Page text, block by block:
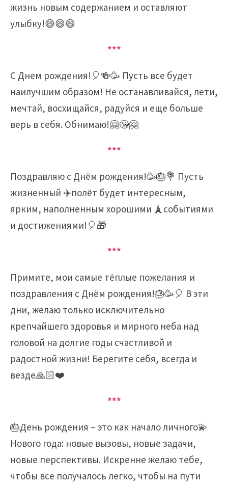
жизнь новым содержанием и оставляют
улыбку!😄😄😄
***
C Днем рождения!🎈🍻🥳 Пусть все будет
наилучшим образом! Не останавливайся, лети,
мечтай, восхищайся, радуйся и еще больше
верь в себя. Обнимаю!🤗😘🤗
***
Поздравляю с Днём рождения!🥳🎂💐 Пусть
жизненный ✈️полёт будет интересным,
ярким, наполненным хорошими 🗼событиями
и достижениями!🎈🎁
***
Примите, мои самые тёплые пожелания и
поздравления с Днём рождения!🎂🥳🎈 В эти
дни, желаю только исключительно
крепчайшего здоровья и мирного неба над
головой на долгие годы счастливой и
радостной жизни! Берегите себя, всегда и
везде🙏🏻❤️
***
🎂День рождения – это как начало личного💫
Нового года: новые вызовы, новые задачи,
новые перспективы. Искренне желаю тебе,
чтобы все получалось легко, чтобы на пути